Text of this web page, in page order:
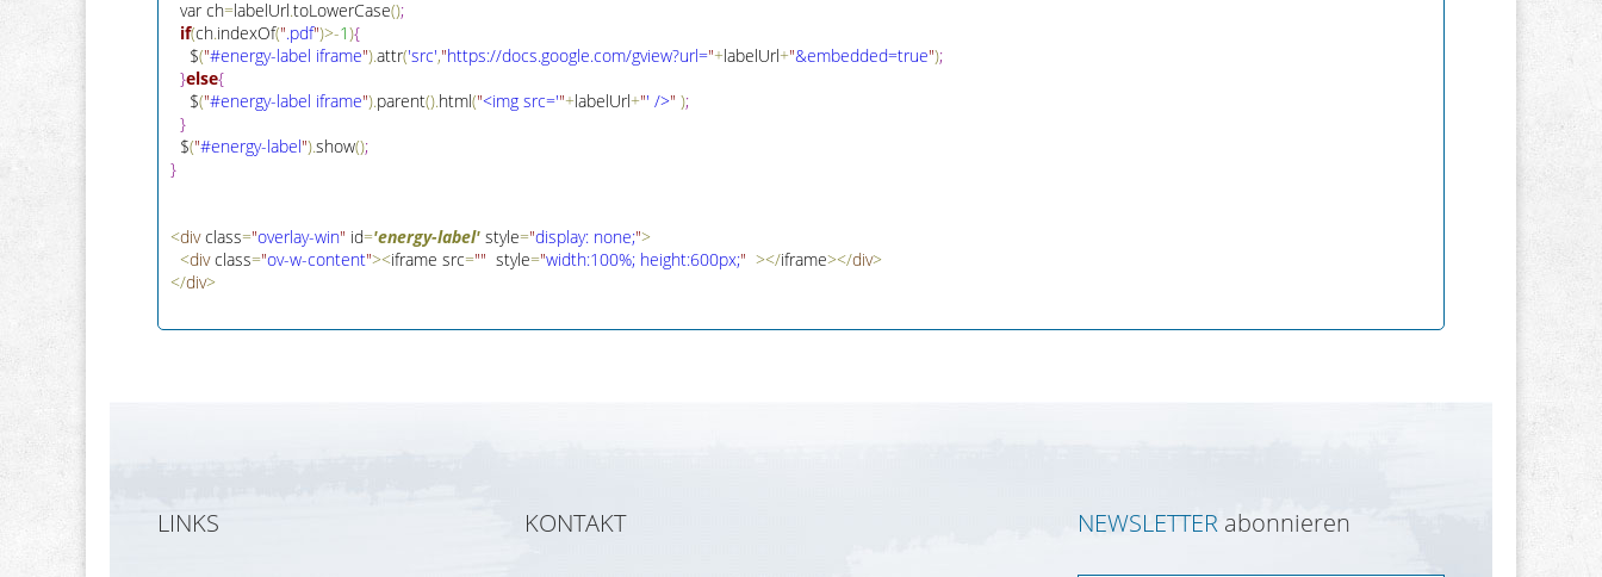
  var ch
=labelUrl.toLowerCase();
if(ch.indexOf(".pdf")>-1){
    $
("#energy-label iframe").attr('src',"https://docs.google.com/gview?url="+labelUrl+"&embedded=true");
}else{
    $
("#energy-label iframe").parent().html("<img src='"+labelUrl+"' />" );
}
  $
("#energy-label").show();
}
<div class="overlay-win" id='energy-label' style="display: none;">
<div class="ov-w-content"><iframe src=""
  style
="width:100%; height:600px;" ></iframe></div>
</div>
LINKS KONTAKT NEWSLETTER abonnieren